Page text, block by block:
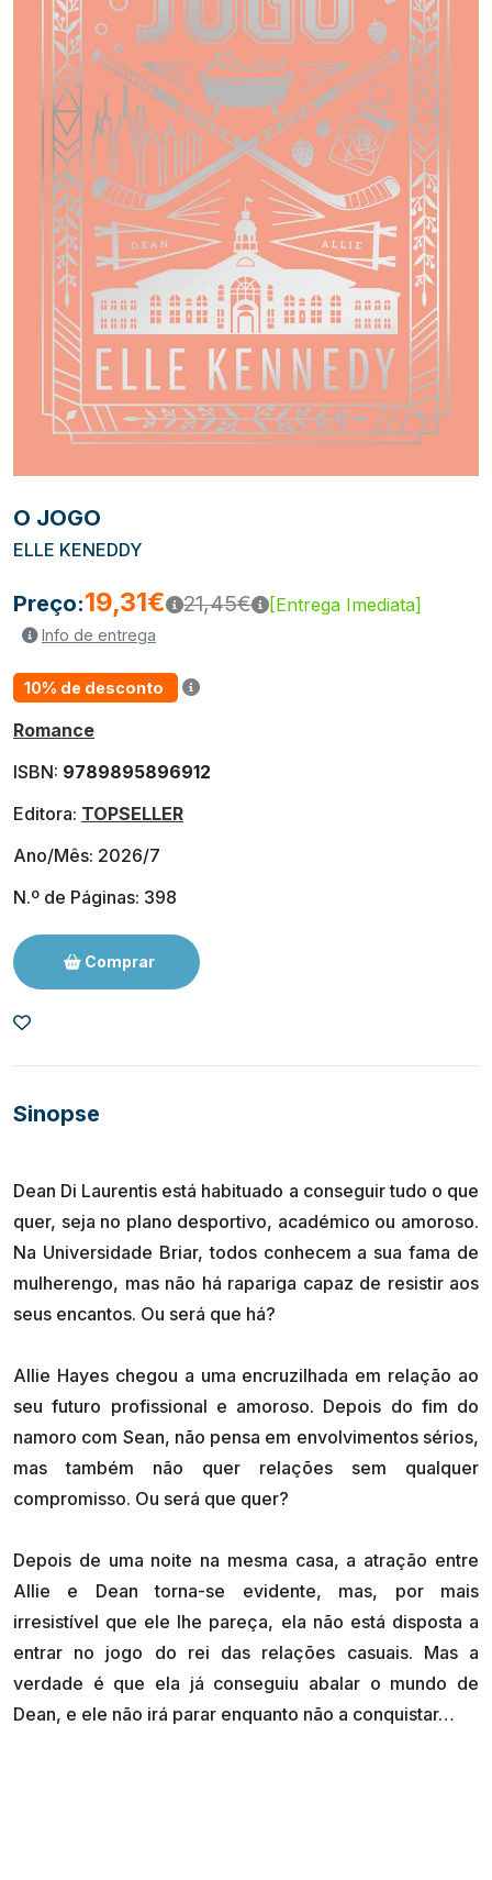
O JOGO
ELLE KENEDDY
Preço:19,31€ 21,45€ [Entrega Imediata]
Info de entrega
10% de desconto
Romance
ISBN: 9789895896912
Editora: TOPSELLER
Ano/Mês: 2026/7
N.º de Páginas: 398
Comprar
Sinopse
Dean Di Laurentis está habituado a conseguir tudo o que
quer, seja no plano desportivo, académico ou amoroso.
Na Universidade Briar, todos conhecem a sua fama de
mulherengo, mas não há rapariga capaz de resistir aos
seus encantos. Ou será que há?
Allie Hayes chegou a uma encruzilhada em relação ao
seu futuro profissional e amoroso. Depois do fim do
namoro com Sean, não pensa em envolvimentos sérios,
mas também não quer relações sem qualquer
compromisso. Ou será que quer?
Depois de uma noite na mesma casa, a atração entre
Allie e Dean torna-se evidente, mas, por mais
irresistível que ele lhe pareça, ela não está disposta a
entrar no jogo do rei das relações casuais. Mas a
verdade é que ela já conseguiu abalar o mundo de